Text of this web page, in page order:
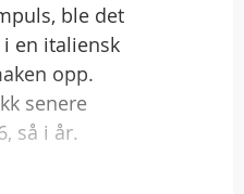
ble det
i en italiensk
opp.
senere
så i år.